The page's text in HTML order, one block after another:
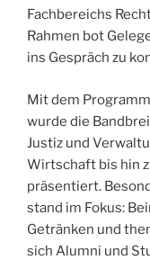
Fachbereichs
Rahmen bot
ins Gespräch zu
Mit dem
wurde die
Justiz und
Wirtschaft bis hin
präsentiert.
stand im Fokus:
Getränken und
sich Alumni und